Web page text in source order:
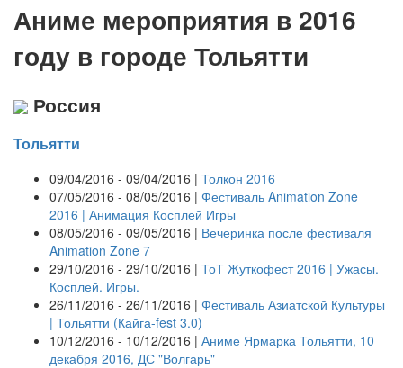
Аниме мероприятия в 2016
году в городе Тольятти
Россия
Тольятти
09/04/2016 - 09/04/2016 | Толкон 2016
07/05/2016 - 08/05/2016 | Фестиваль Animation Zone
2016 | Анимация Косплей Игры
08/05/2016 - 09/05/2016 | Вечеринка после фестиваля
Animation Zone 7
29/10/2016 - 29/10/2016 | ТоТ Жуткофест 2016 | Ужасы.
Косплей. Игры.
26/11/2016 - 26/11/2016 | Фестиваль Азиатской Культуры
| Тольятти (Кайга-fest 3.0)
10/12/2016 - 10/12/2016 | Аниме Ярмарка Тольятти, 10
декабря 2016, ДС "Волгарь"